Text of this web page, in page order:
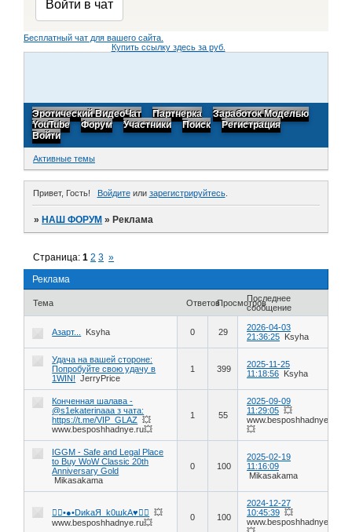
Бесплатный чат для вашего сайта.
Купить ссылку здесь за руб.
Эротический ВидеоЧат Партнерка
Заработок Моделью
YouTube
Форум Участники Поиск
Регистрация
Войти
Активные темы
Привет, Гость! Войдитеили зарегистрируйтесь.
»НАШ ФОРУМ »Реклама
Реклама
Страница:1 2 3 »
Тема ОтветовПросмотровПоследнее
сообщение
Азарт... Ksyha 0 29
2026-04-03
21:36:25
Ksyha
Удача на вашей стороне:
Попробуйте свою удачу в
1WIN!
JerryPrice
1 399
2025-11-25
11:18:56
Ksyha
Конченная шалава -
@s1ekaterinaaa з чата:
https://t.me/VIP_GLAZ 💥
www.besposhhadnye.ru💥
1 55
2025-09-09
11:29:05 💥
www.besposhhadnye.ru
💥
IGGM - Safe and Legal Place
to Buy WoW Classic 20th
Anniversary Gold
Mikasakama
0 100
2025-02-19
11:16:09
Mikasakama
❤️‍🔥•●•DиkаЯ_k0шkА♥️❤️‍🔥
💥
www.besposhhadnye.ru💥
0 100
2024-12-27
10:45:39 💥
www.besposhhadnye.ru